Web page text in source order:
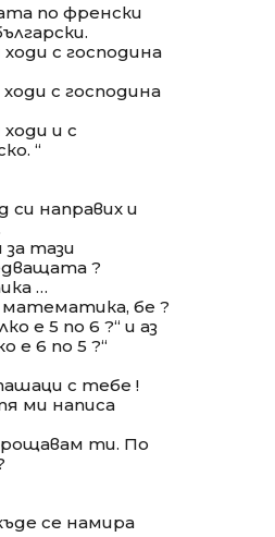
по френски
с господина
с господина
и с
“
си направих и
тази
?
…
бе ?
е 5 по 6 ?“ и аз
е 6 по 5 ?“
с тебе !
ми написа
ти. По
се намира